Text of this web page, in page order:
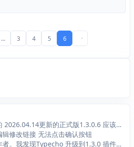
... 3 4 5 6 后一页
Gavin : 大佬，最新的 2026.04.14更新的正式版1.3.0.6 应该支持 Typecho1...
修改链接 无法点击确认按钮
ididxiaoxiao : 你好作者。我发现Typecho 升级到1.3.0 插件1.2.1无法添加新的链接 添加...